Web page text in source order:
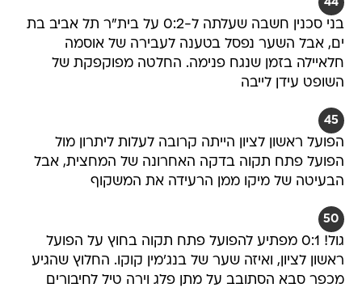
44
בני סכנין חשבה שעלתה ל-0:2 על בית"ר תל אביב בת
ים, אבל השער נפסל בטענה לעבירה של אוסמה
חלאיילה בזמן שנגח פנימה. החלטה מפוקפקת של
השופט עידן לייבה
45
הפועל ראשון לציון הייתה קרובה לעלות ליתרון מול
הפועל פתח תקוה בדקה האחרונה של המחצית, אבל
הבעיטה של מיקו ממן הרעידה את המשקוף
50
גול! 0:1 מפתיע להפועל פתח תקוה בחוץ על הפועל
ראשון לציון, ואיזה שער של בנג'מין קוקו. החלוץ שהגיע
מכפר סבא הסתובב על מתן פלג וירה טיל לחיבורים